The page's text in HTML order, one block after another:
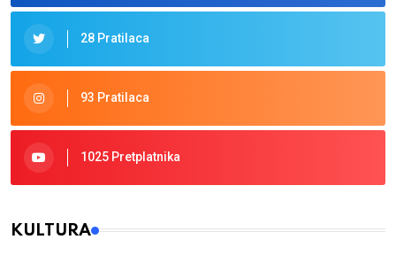
28 Pratilaca
93 Pratilaca
1025 Pretplatnika
KULTURA